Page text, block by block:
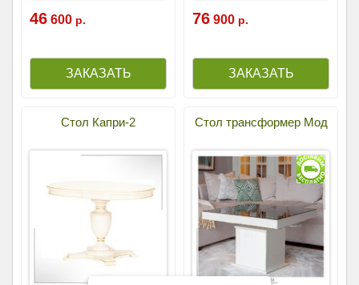
46 600 р. 76 900 р.
Стол Капри-2 Стол трансформер Мод